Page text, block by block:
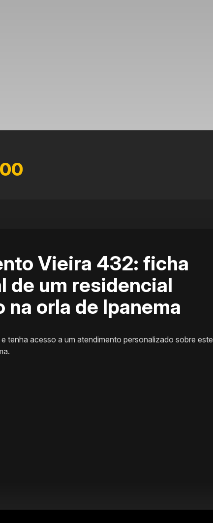
Vieira 432: ficha
de um residencial
na orla de Ipanema
tenha acesso a um atendimento personalizado sobre este